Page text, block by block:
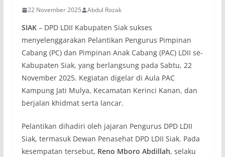
22 November 2025 Abdul Rozak
SIAK– DPD LDII Kabupaten Siak sukses
menyelenggarakan Pelantikan Pengurus Pimpinan
Cabang (PC) dan Pimpinan Anak Cabang (PAC) LDII se-
Kabupaten Siak, yang berlangsung pada Sabtu, 22
November 2025. Kegiatan digelar di Aula PAC
Kampung Jati Mulya, Kecamatan Kerinci Kanan, dan
berjalan khidmat serta lancar.
Pelantikan dihadiri oleh jajaran Pengurus DPD LDII
Siak, termasuk Dewan Penasehat DPD LDII Siak. Pada
kesempatan tersebut, Reno Mboro Abdillah, selaku